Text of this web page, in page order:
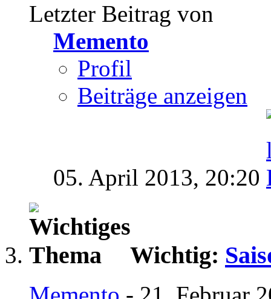
Letzter Beitrag von
Memento
Profil
Beiträge anzeigen
05. April 2013, 20:20
Wichtig: